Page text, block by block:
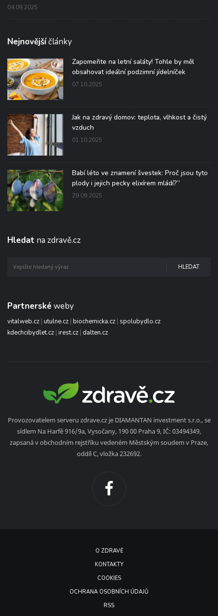
04.09.2025
Nejnovějšíčlánky
Zapomeňte na letní saláty! Tohle by měl
obsahovat ideální podzimní jídelníček
07.10.2025
Jak na zdravý domov: teplota, vlhkost a čistý
vzduch
01.10.2025
Babí léto ve znamení švestek: Proč jsou tyto
plody i jejich pecky elixírem mládí?“
29.09.2025
Hledat na zdravě.cz
HLEDAT
Partnerské weby
vitalweb.cz | utulne.cz | biochemicka.cz | spolubydlo.cz
kdechcibydlet.cz | irest.cz | dalten.cz
Provozovatelem serveru zdrave.cz je DIAMANTAN investment s.r.o., se
sídlem Na Harfě 916/9a, Vysočany, 190 00 Praha 9, IČ: 03494349,
zapsaná v obchodním rejstříku vedeném Městským soudem v Praze,
oddíl C, vložka 232692.
O ZDRAVĚ
KONTAKTY
COOKIES
OCHRANA OSOBNÍCH ÚDAJŮ
RSS